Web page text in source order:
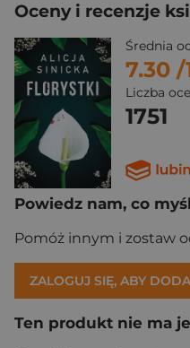
Oceny i recenzje
Średnia
7.30 /
Liczba
1751
Powiedz nam, co
Pomóż innym i zostaw
ZALOGUJ SIĘ, ABY
Ten produkt nie ma